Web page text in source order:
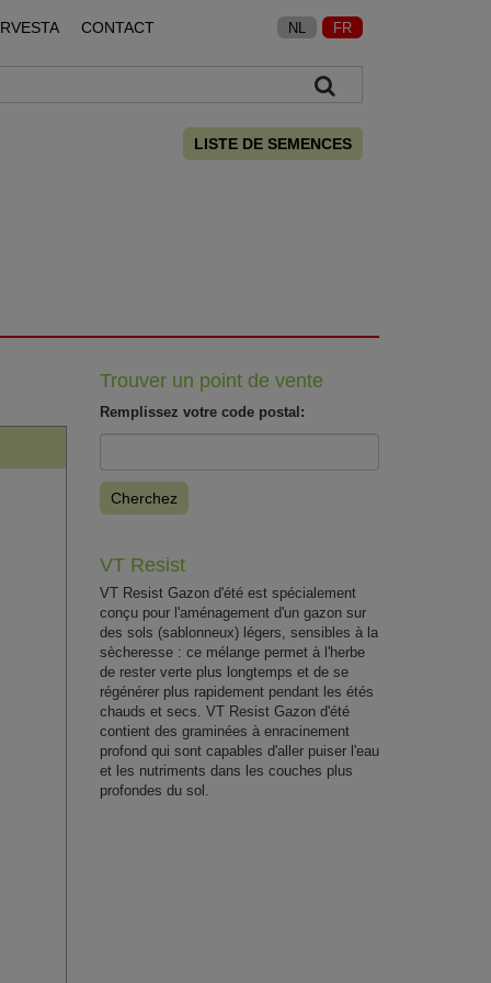
CONTACT NL FR
LISTE DE SEMENCES
Trouver un point de vente
Remplissez votre code postal:
Cherchez
VT Resist
VT Resist Gazon d'été est spécialement
conçu pour l'aménagement d'un gazon sur
des sols (sablonneux) légers, sensibles à la
sècheresse : ce mélange permet à l'herbe
de rester verte plus longtemps et de se
régénérer plus rapidement pendant les étés
chauds et secs. VT Resist Gazon d'été
contient des graminées à enracinement
profond qui sont capables d'aller puiser l'eau
et les nutriments dans les couches plus
profondes du sol.